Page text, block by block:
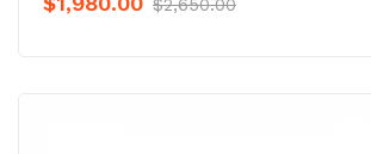
$2,650.00